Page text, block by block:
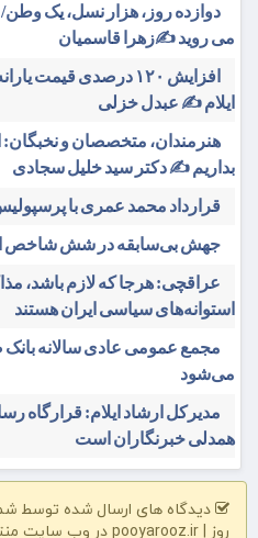
دوازده روز، هزار نسل، یک
می روید ✍️زهرا قاسمیان
افزایش ۱۲۰ درصدی
ایلام ✍️ عبدل خزلی
هنرمندان، متخصصان و
بداریم ✍️ دکتر سید خلیل سجادی
قرارداد محمد عمری با
جهش بی‌سابقه در شش شاخص
عراقچی: هرجا که لازم باشد،
استوانه‌های سیاسی ایران هستند
می‌شود
مدیرکل ارشاد ایلام: قرارگاه
همدلی خبرنگاران است
دیدگاه های ارسال شده توسط
روز | pooyarooz.ir در وب سایت منتشر خواهد شد